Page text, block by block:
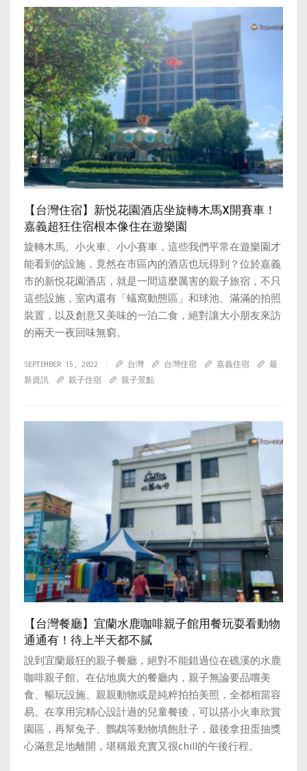
【台灣住宿】新悦花園酒店坐旋轉木馬X開賽車！
嘉義超狂住宿根本像住在遊樂園
旋轉木馬、小火車、小小賽車，這些我們平常在遊樂園才
能看到的設施，竟然在市區內的酒店也玩得到？位於嘉義
市的新悦花園酒店，就是一間這麼厲害的親子旅宿，不只
這些設施，室內還有「蟻窩動態區」和球池、滿滿的拍照
裝置，以及創意又美味的一泊二食，絕對讓大小朋友來訪
的兩天一夜回味無窮。
SEPTEMBER 15, 2022 台灣 台灣住宿 嘉義住宿
最
新資訊
親子住宿 親子景點
【台灣餐廳】宜蘭水鹿咖啡親子館用餐玩耍看動物
通通有！待上半天都不膩
說到宜蘭最狂的親子餐廳，絕對不能錯過位在礁溪的水鹿
咖啡親子館。在佔地廣大的餐廳內，親子無論要品嚐美
食、暢玩設施、親親動物或是純粹拍拍美照，全都相當容
易。在享用完精心設計過的兒童餐後，可以搭小火車欣賞
園區，再幫兔子、鸚鵡等動物填飽肚子，最後拿扭蛋抽獎
心滿意足地離開，堪稱最充實又很chill的午後行程。